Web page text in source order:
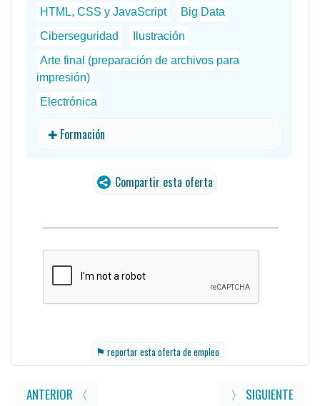
HTML, CSS y JavaScript
Big Data
Ciberseguridad
Ilustración
Arte final (preparación de archivos para
impresión)
Electrónica
✚ Formación
Compartir esta oferta
⚑ reportar esta oferta de empleo
ANTERIOR 〈 〉 SIGUIENTE